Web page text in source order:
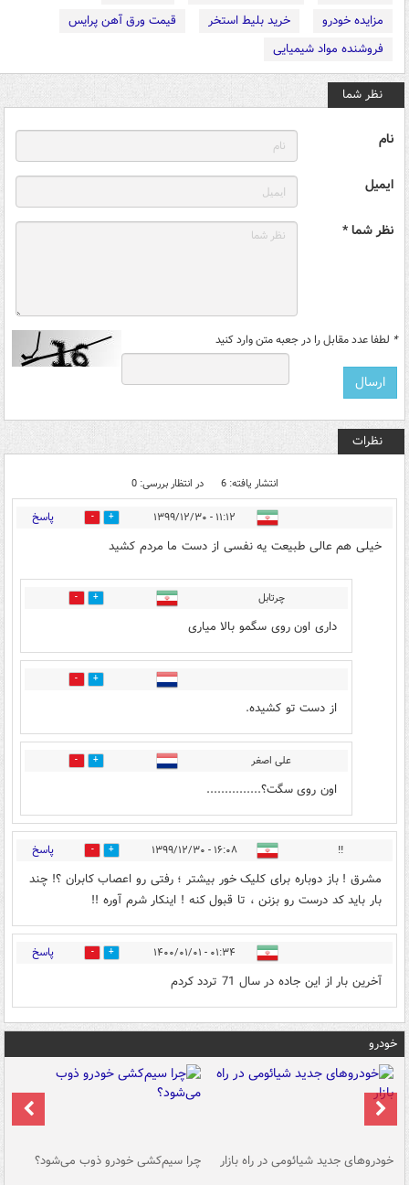
مزایده خودرو
خرید بلیط استخر
قیمت ورق آهن پرایس
فروشنده مواد شیمیایی
نظر شما
نام
ایمیل
نظر شما *
* لطفا عدد مقابل را در جعبه متن وارد کنید
نظرات
انتشار یافته: 6 در انتظار بررسی: 0
۱۱:۱۲ - ۱۳۹۹/۱۲/۳۰ 27 پاسخ
خیلی هم عالی طبیعت یه نفسی از دست ما مردم کشید
چرتابل 0
داری اون روی سگمو بالا میاری
1
از دست تو کشیده.
علی اصغر 1
اون روی سگت؟...............
!! ۱۶:۰۸ - ۱۳۹۹/۱۲/۳۰ 3 پاسخ
مشرق ! باز دوباره برای کلیک خور بیشتر ؛ رفتی رو اعصاب کابران ؟! چند
بار باید کد درست رو بزنن ، تا قبول کنه ! اینکار شرم آوره !!
۰۱:۳۴ - ۱۴۰۰/۰۱/۰۱ 0 پاسخ
آخرین بار از این جاده در سال 71 تردد کردم
خودرو
خودروهای جدید شیائومی در راه بازار چرا سیم‌کشی خودرو ذوب می‌شود؟